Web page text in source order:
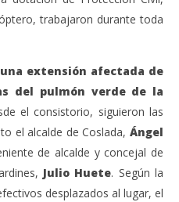
trabajaron durante toda
una extensión afectada de
del pulmón verde de la
el consistorio, siguieron las
el alcalde de Coslada, Ángel
de alcalde y concejal de
Julio Huete. Según la
desplazados al lugar, el